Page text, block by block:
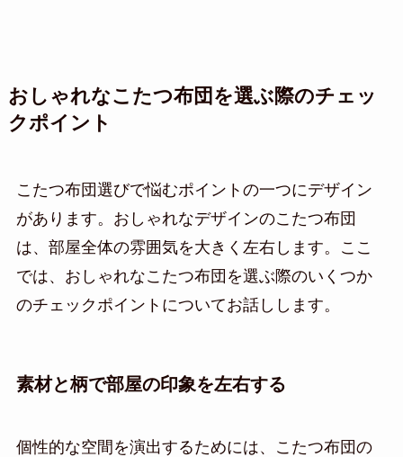
おしゃれなこたつ布団を選ぶ際のチェッ
クポイント
こたつ布団選びで悩むポイントの一つにデザイン
があります。おしゃれなデザインのこたつ布団
は、部屋全体の雰囲気を大きく左右します。ここ
では、おしゃれなこたつ布団を選ぶ際のいくつか
のチェックポイントについてお話しします。
素材と柄で部屋の印象を左右する
個性的な空間を演出するためには、こたつ布団の